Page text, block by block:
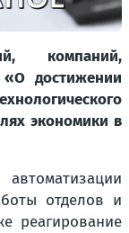
компаний,
«О достижении
экономики в
отделов и
реагирование